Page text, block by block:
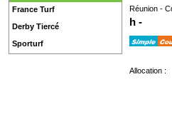
Réunion -
h -
Allocation :
France Turf
Derby Tiercé
Sporturf